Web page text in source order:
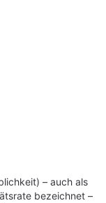
– auch als
bezeichnet –